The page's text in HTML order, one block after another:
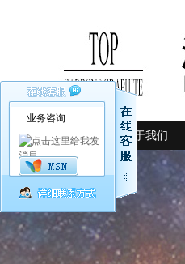
网站首页 关于我们
业务咨询